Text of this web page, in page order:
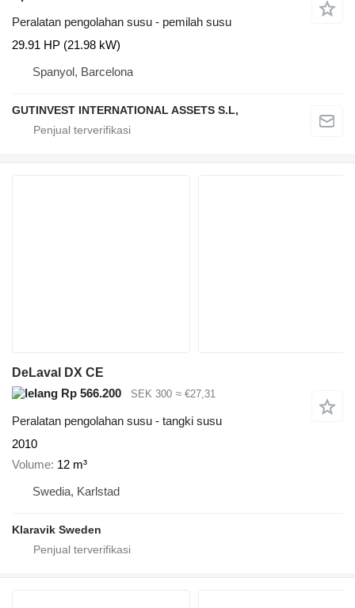
Peralatan pengolahan susu - pemilah susu
29.91 HP (21.98 kW)
Spanyol, Barcelona
GUTINVEST INTERNATIONAL ASSETS S.L,
DeLaval DX CE
Rp 566.200
SEK 300 ≈ €27,31
Peralatan pengolahan susu - tangki susu
2010
Volume 12 m³
Swedia, Karlstad
Klaravik Sweden